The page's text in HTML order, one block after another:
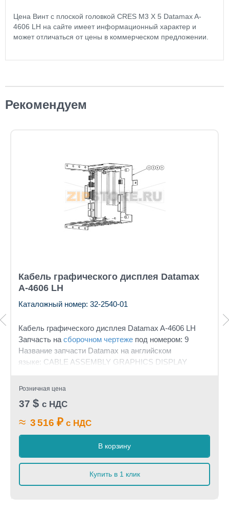
Цена Винт с плоской головкой CRES M3 X 5 Datamax A-
4606 LH на сайте имеет информационный характер и
может отличаться от цены в коммерческом предложении.
Рекомендуем
Кабель графического дисплея Datamax
A-4606 LH
Каталожный номер: 32-2540-01
Кабель графического дисплея Datamax A-4606 LH
Запчасть на сборочном чертеже под номером: 9
Название запчасти Datamax на английском
языке: CABLE ASSEMBLY GRAPHICS DISPLAY
Розничная цена
37 $ с НДС
≈ 3 516 ₽ с НДС
В корзину
Купить в 1 клик